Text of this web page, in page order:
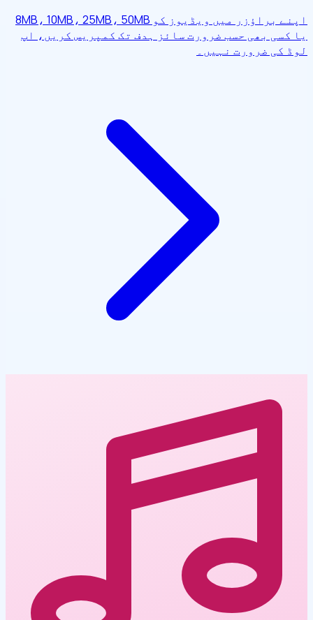
اپنے براؤزر میں ویڈیوز کو 8MB، 10MB، 25MB، 50MB
یا کسی بھی حسب ضرورت سائز ہدف تک کمپریس کریں، اپ
لوڈ کی ضرورت نہیں۔